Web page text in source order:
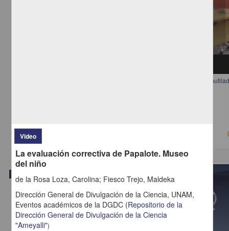
16ª sesión del Seminario Diversidades "Migrantes centroamericanos
Video
La evaluación correctiva de Papalote. Museo
del niño
de la Rosa Loza, Carolina; Fiesco Trejo, Maldeka
Dirección General de Divulgación de la Ciencia, UNAM,
Eventos académicos de la DGDC (Repositorio de la
Dirección General de Divulgación de la Ciencia
"Ameyalli")